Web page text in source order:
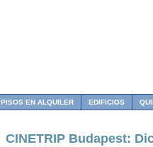
PISOS EN ALQUILER EDIFICIOS
CINETRIP Budapest: